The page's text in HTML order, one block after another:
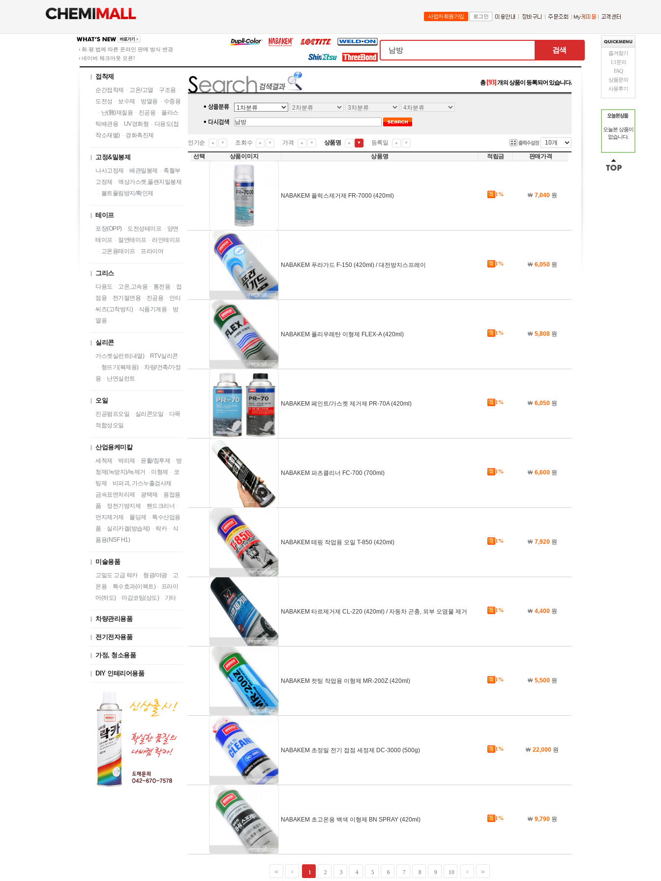
사업자회원가입 로그인
화.평.법에 따른 온라인 판매 방식 변경
네이버 체크아웃 오픈!
검색
즐겨찾기
1:1문의
FAQ
상품문의
사용후기
오늘본 상품이
없습니다.
접착제
순간접착제 · 고온/고열 · 구조용 ·
도전성 · 보수제 · 방열용 · 수중용
· 난(難)재질용 · 진공용 · 플라스
틱배관용 · UV경화형 · 다용도(접
착소재별) · 경화촉진제
고정&밀봉제
나사고정제 · 배관밀봉제 · 축혈부
고정제
· 액상가스켓,플랜지밀봉제
· 볼트풀림방지/확인제
테이프
포장(OPP) · 도전성테이프 · 양면
테이프 · 절연테이프 · 라인테이프
· 고온용테이프 · 프라이머
그리스
다용도 · 고온,고속용 · 통전용 · 접
점용 · 전기절연용 · 진공용 · 안티
씨즈(고착방지) · 식품기계용 · 방
열용
실리콘
가스켓실런트(내열) · RTV실리콘
· 형뜨기(복제용) · 차량/건축/가정
용 · 난연실런트
오일
진공펌프오일 · 실리콘오일 · 다목
적합성오일
산업용케미칼
세척제 · 박리제 · 윤활/침투제 · 방
청제(녹방지)/녹제거 · 이형제 · 코
팅제 · 비파괴, 가스누출검사제
·
금속표면처리제
· 광택제 · 용접용
품 · 정전기방지제 · 핸드크리너 ·
먼지제거제
· 몰딩제 · 특수산업용
품 · 실리카겔(방습제) · 락카 · 식
품용(NSF H1)
미술용품
고밀도 고급 락카 · 형광/야광 · 고
온용 · 특수효과(이펙트) · 프라이
머(하도) · 마감코팅(상도) · 기타
차량관리용품
전기전자용품
가정, 청소용품
DIY 인테리어용품
총 [93] 개의 상품이 등록되어 있습니다.
인기순 ▲ ▼ 조회수 ▲ ▼ 가격 ▲ ▼ 상품명 ▲ ▼ 등록일 ▲ ▼
선택 상품이미지 상품명 적립금 판매가격
NABAKEM 플럭스제거제 FR-7000 (420ml) 1% ￦ 7,040원
NABAKEM 푸라가드 F-150 (420ml) / 대전방지스프레이 1% ￦ 6,050원
NABAKEM 폴리우레탄 이형제 FLEX-A (420ml) 1% ￦ 5,808원
NABAKEM 페인트/가스켓 제거제 PR-70A (420ml) 1% ￦ 6,050원
NABAKEM 파츠클리너 FC-700 (700ml) 1% ￦ 6,600원
NABAKEM 테핑 작업용 오일 T-850 (420ml) 1% ￦ 7,920원
NABAKEM 타르제거제 CL-220 (420ml) / 자동차 곤충, 외부 오염물 제거 1% ￦ 4,400원
NABAKEM 컷팅 작업용 이형제 MR-200Z (420ml) 1% ￦ 5,500원
NABAKEM 초정밀 전기 접점 세정제 DC-3000 (500g) 1% ￦ 22,000 원
NABAKEM 초고온용 백색 이형제 BN SPRAY (420ml) 1% ￦ 9,790원
1 2 3 4 5 6 7 8 9 10